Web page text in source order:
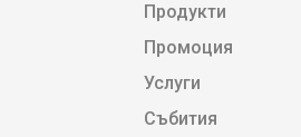
Продукти
Промоция
Услуги
Събития